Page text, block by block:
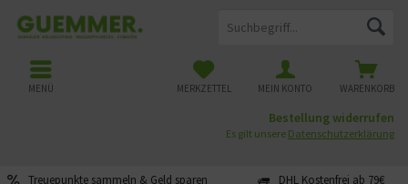
Treuepunkte sammeln & Geld sparen DHL Kostenfrei ab 79€
WARENKORB
MERKZETTEL MEIN KONTO
MENÜ
Bestellung widerrufen
Es gilt unsere Datenschutzerklärung